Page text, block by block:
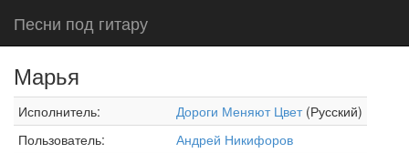
Песни под гитару
Марья
Исполнитель: Дороги Меняют Цвет(Русский)
Пользователь:
Андрей Никифоров